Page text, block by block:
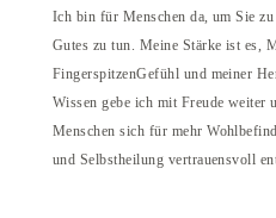
Ich bin für Menschen da, um Sie
Gutes zu tun. Meine Stärke ist es,
FingerspitzenGefühl und meiner
Wissen gebe ich mit Freude weiter
Menschen sich für mehr
und Selbstheilung vertrauensvoll